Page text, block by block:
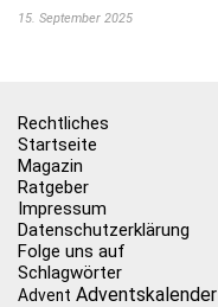
15. September 2025
Rechtliches
Startseite
Magazin
Ratgeber
Impressum
Datenschutzerklärung
Folge uns auf
Schlagwörter
Advent Adventskalender